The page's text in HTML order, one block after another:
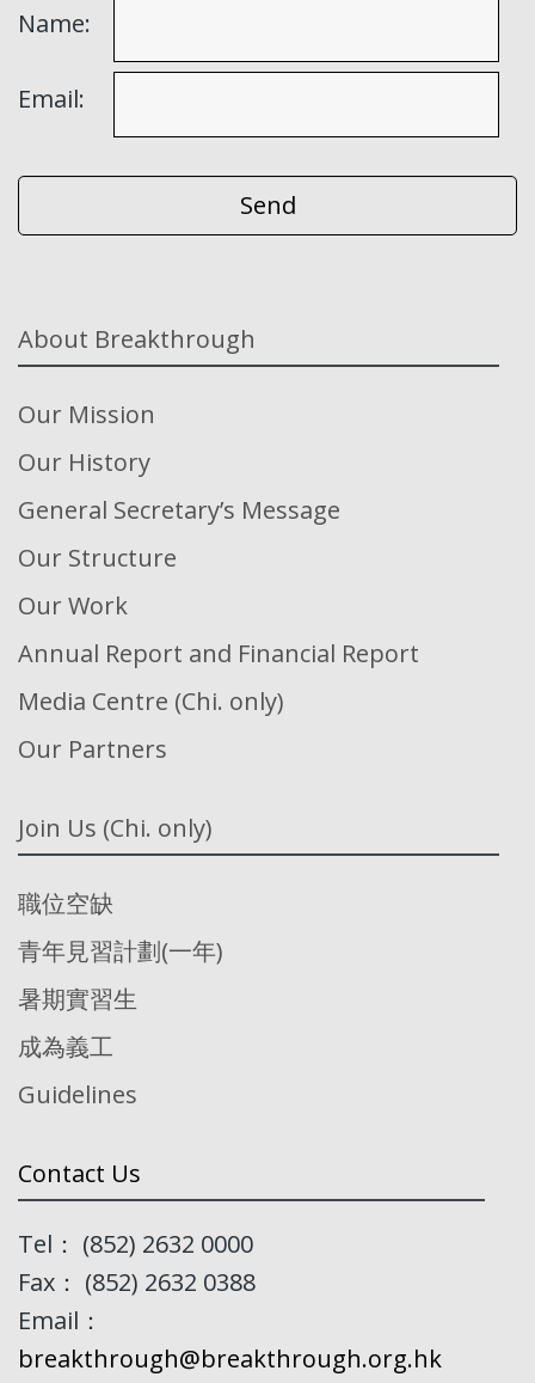
Name:
Email:
About Breakthrough
Our Mission
Our History
General Secretary’s Message
Our Structure
Our Work
Annual Report and Financial Report
Media Centre (Chi. only)
Our Partners
Join Us (Chi. only)
職位空缺
青年見習計劃(一年)
暑期實習生
成為義工
Guidelines
Contact Us
Tel： (852) 2632 0000
Fax： (852) 2632 0388
Email：
breakthrough@breakthrough.org.hk